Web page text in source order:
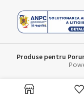
Produse pentru